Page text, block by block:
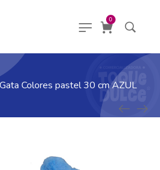
0
Colores pastel 30 cm AZUL